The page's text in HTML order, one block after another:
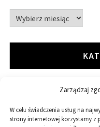
Zarządzaj
W celu świadczenia usług na
strony internetowej korzystamy z
Archiwa
ARTYKUŁ SPONSOROWANY
Budowa